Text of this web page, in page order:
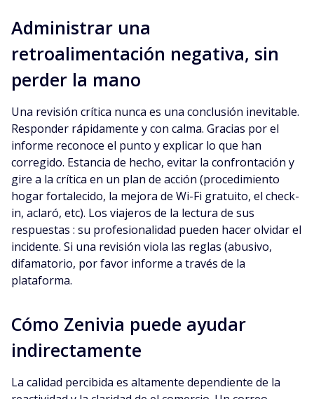
Administrar una
retroalimentación negativa, sin
perder la mano
Una revisión crítica nunca es una conclusión inevitable.
Responder rápidamente y con calma. Gracias por el
informe reconoce el punto y explicar lo que han
corregido. Estancia de hecho, evitar la confrontación y
gire a la crítica en un plan de acción (procedimiento
hogar fortalecido, la mejora de Wi-Fi gratuito, el check-
in, aclaró, etc). Los viajeros de la lectura de sus
respuestas : su profesionalidad pueden hacer olvidar el
incidente. Si una revisión viola las reglas (abusivo,
difamatorio, por favor informe a través de la
plataforma.
Cómo Zenivia puede ayudar
indirectamente
La calidad percibida es altamente dependiente de la